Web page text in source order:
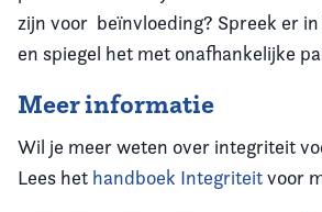
zijn voor beïnvloeding? Spreek er
en spiegel het met onafhankelijke
Meer informatie
Wil je meer weten over integriteit
Lees het handboek Integriteitvoor